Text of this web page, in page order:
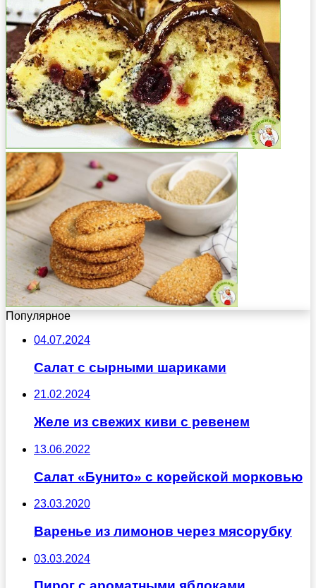
Популярное
04.07.2024
Салат с сырными шариками
21.02.2024
Желе из свежих киви с ревенем
13.06.2022
Салат «Бунито» с корейской морковью
23.03.2020
Варенье из лимонов через мясорубку
03.03.2024